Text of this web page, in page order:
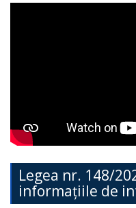
Dezvoltare
Teritorială
Secția
Legea nr. 148/
informațiile de